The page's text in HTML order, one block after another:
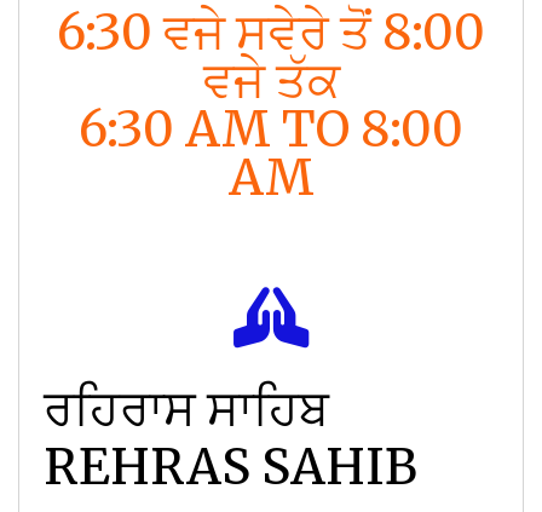
6:30 ਵਜੇ ਸਵੇਰੇ ਤੋਂ 8:00
ਵਜੇ ਤੱਕ
6:30 AM TO 8:00
AM
ਰਹਿਰਾਸ ਸਾਹਿਬ
REHRAS SAHIB